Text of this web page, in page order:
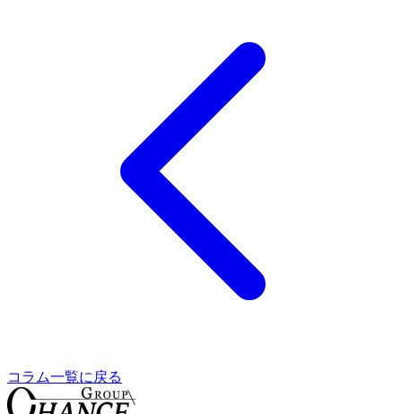
コラム一覧に戻る